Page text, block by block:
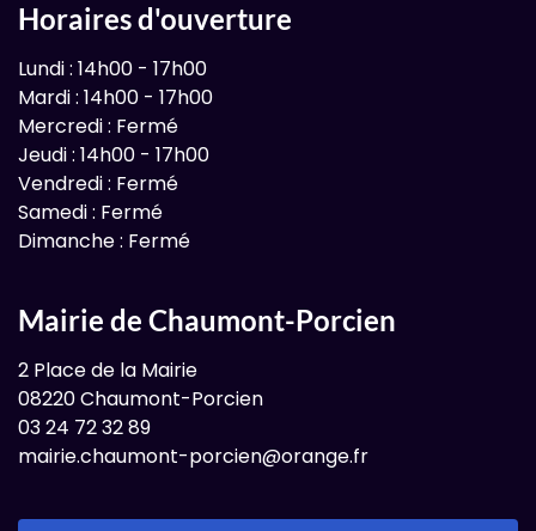
Mairie de Chaumont-Porcien
2 Place de la Mairie
08220 Chaumont-Porcien
03 24 72 32 89
mairie.chaumont-porcien@orange.fr
Horaires d'ouverture
Lundi : 14h00 - 17h00
Mardi : 14h00 - 17h00
Mercredi : Fermé
Jeudi : 14h00 - 17h00
Vendredi : Fermé
Samedi : Fermé
Dimanche : Fermé